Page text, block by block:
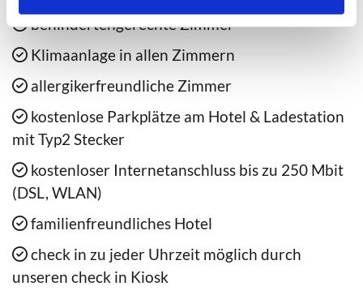
behindertengerechte Zimmer
 Klimaanlage in allen Zimmern
 allergikerfreundliche Zimmer
 kostenlose Parkplätze am Hotel & Ladestation
mit Typ2 Stecker
 kostenloser Internetanschluss bis zu 250 Mbit
(DSL, WLAN)
 familienfreundliches Hotel
 check in zu jeder Uhrzeit möglich durch
unseren check in Kiosk